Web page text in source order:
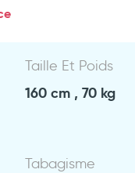
Taille Et Poids
160 cm , 70 kg
Tabagisme